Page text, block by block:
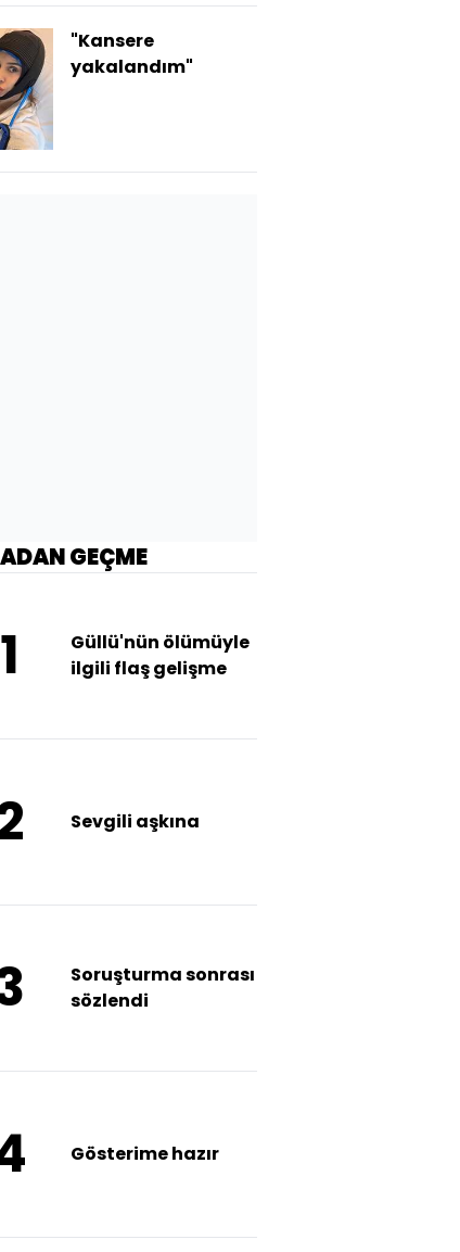
"Kansere
yakalandım"
GEÇME
Güllü'nün ölümüyle
ilgili flaş gelişme
Sevgili aşkına
Soruşturma sonrası
sözlendi
Gösterime hazır